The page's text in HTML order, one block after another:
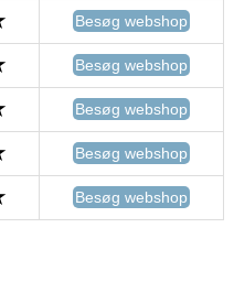
Besøg webshop
Besøg webshop
Besøg webshop
Besøg webshop
Besøg webshop